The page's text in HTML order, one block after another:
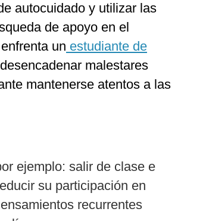
autocuidado y utilizar las
de apoyo en el
un estudiante de
malestares
mantenerse atentos a las
ejemplo: salir de clase e
su participación en
recurrentes